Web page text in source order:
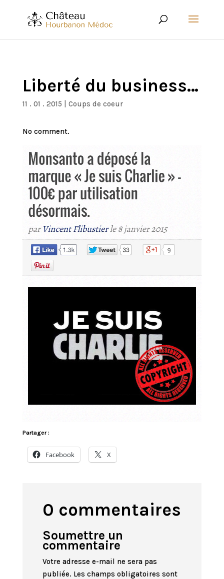
Liberté du business…
11 . 01 . 2015 Coups de coeur
No comment.
Partager :
Facebook X
0 commentaires
Soumettre un
commentaire
Votre adresse e-mail ne sera pas
publiée. Les champs obligatoires sont